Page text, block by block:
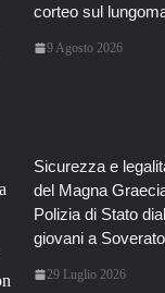
corteo sul
9 Agosto 2026
Sicurezza e
del Magna
Polizia di Stato
giovani a Soverato
29 Luglio 2026